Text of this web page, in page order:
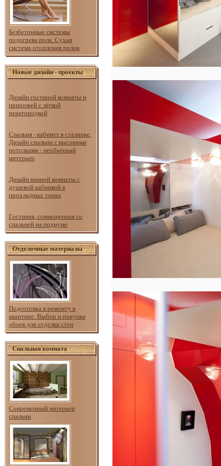
Безбетонные системы
подогрева пола. Сухая
система отопления полов
Новые дизайн - проекты
Дизайн гостиной комнаты и
прихожей с лёгкой
перегородкой
Спальня - кабинет в сталинке.
Дизайн спальни с высокими
потолками - необычный
интерьер
Дизайн ванной комнаты с
душевой кабинкой в
прохладных тонах
Гостиная, совмещенная со
спальней на подиуме
Отделочные материалы
Подготовка к ремонту в
квартире. Выбор и покупка
обоев для отделки стен
Спальная комната
Современный интерьер
спальни